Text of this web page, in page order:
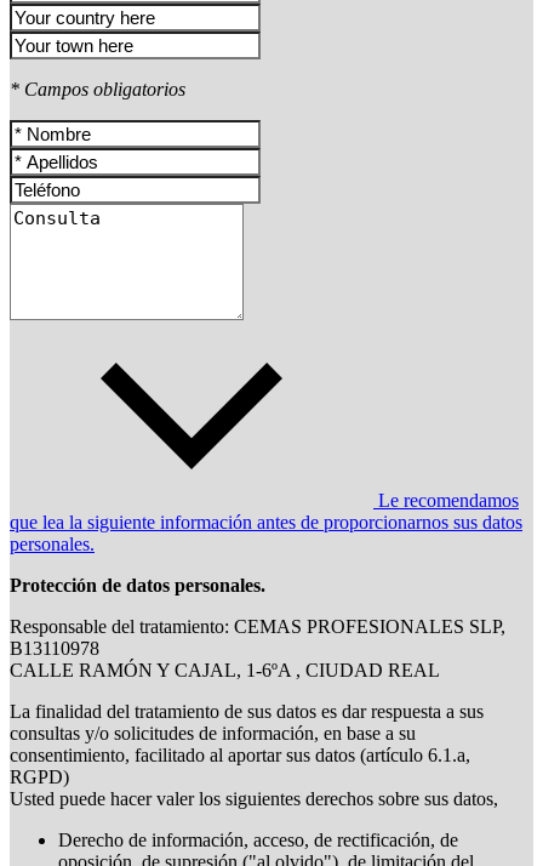
* Campos obligatorios
Le recomendamos
que lea la siguiente información antes de proporcionarnos sus datos
personales.
Protección de datos personales.
Responsable del tratamiento: CEMAS PROFESIONALES SLP,
B13110978
CALLE RAMÓN Y CAJAL, 1-6ºA , CIUDAD REAL
La finalidad del tratamiento de sus datos es dar respuesta a sus
consultas y/o solicitudes de información, en base a su
consentimiento, facilitado al aportar sus datos (artículo 6.1.a,
RGPD)
Usted puede hacer valer los siguientes derechos sobre sus datos,
Derecho de información, acceso, de rectificación, de
oposición, de supresión ("al olvido"), de limitación del